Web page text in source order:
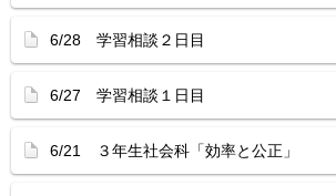
6/28 学習相談２日目
6/27 学習相談１日目
6/21 ３年生社会科「効率と公正」